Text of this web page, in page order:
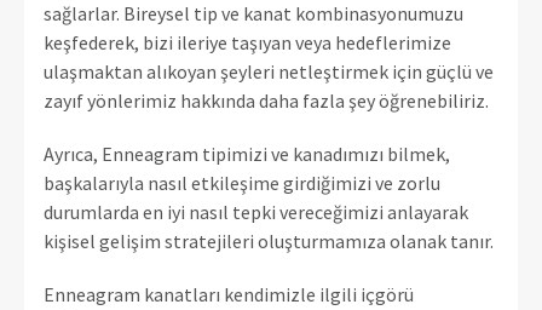
sağlarlar. Bireysel tip ve kanat kombinasyonumuzu
keşfederek, bizi ileriye taşıyan veya hedeflerimize
ulaşmaktan alıkoyan şeyleri netleştirmek için güçlü ve
zayıf yönlerimiz hakkında daha fazla şey öğrenebiliriz.
Ayrıca, Enneagram tipimizi ve kanadımızı bilmek,
başkalarıyla nasıl etkileşime girdiğimizi ve zorlu
durumlarda en iyi nasıl tepki vereceğimizi anlayarak
kişisel gelişim stratejileri oluşturmamıza olanak tanır.
Enneagram kanatları kendimizle ilgili içgörü